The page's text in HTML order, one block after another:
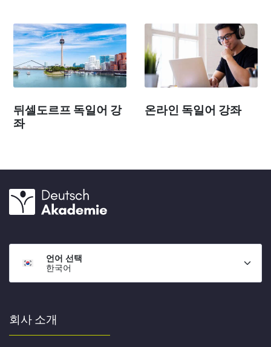
뒤셀도르프 독일어 강
좌
온라인 독일어 강좌
언어 선택
한국어
회사 소개